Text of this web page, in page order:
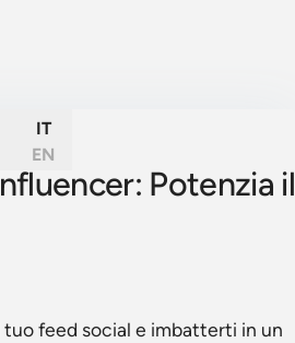
IT
EN
Potenzia il
tuo feed social e imbatterti in un